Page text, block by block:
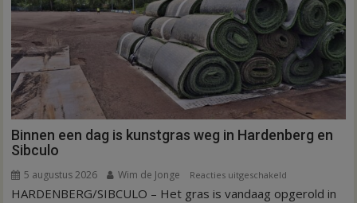
Binnen een dag is kunstgras weg in Hardenberg en
Sibculo
5 augustus 2026 Wim de Jonge Reacties uitgeschakeld
Binnen
HARDENBERG/SIBCULO – Het gras is vandaag opgerold in